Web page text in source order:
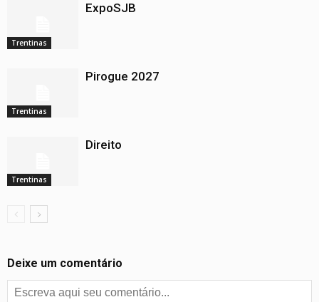
Trentinas
ExpoSJB
Trentinas
Pirogue 2027
Trentinas
Direito
Deixe um comentário